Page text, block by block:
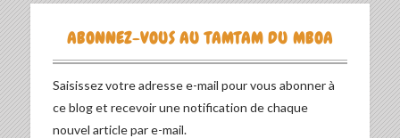
ABONNEZ-VOUS AU TAMTAM DU MBOA
Saisissez votre adresse e-mail pour vous abonner à
ce blog et recevoir une notification de chaque
nouvel article par e-mail.